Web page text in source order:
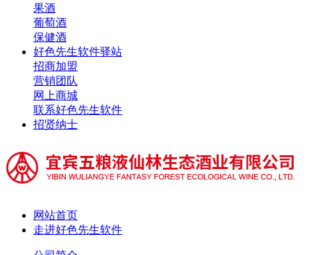
果酒
葡萄酒
保健酒
好色先生软件驿站
招商加盟
营销团队
网上商城
联系好色先生软件
招贤纳士
网站首页
走进好色先生软件